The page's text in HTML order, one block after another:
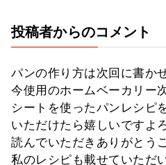
投稿者からのコメント
パンの作り方は次回に書か
今使用のホームベーカリー
シートを使ったパンレシピ
いただけたら嬉しいですよ
読んでいただきありがとう
私のレシピも載せていただ